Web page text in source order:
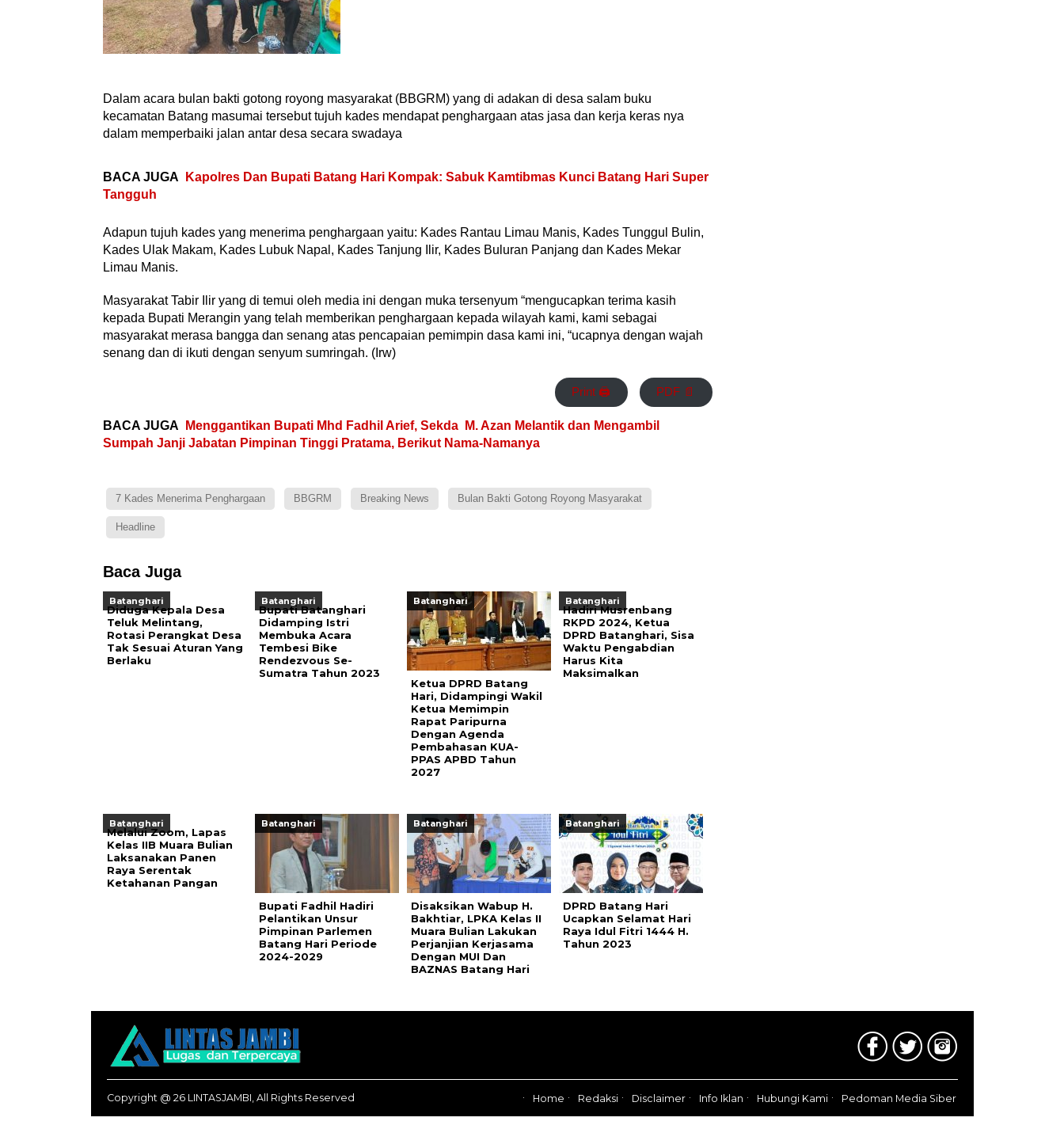
Dalam acara bulan bakti gotong royong masyarakat (BBGRM) yang di adakan di desa salam buku
kecamatan Batang masumai tersebut tujuh kades mendapat penghargaan atas jasa dan kerja keras nya
dalam memperbaiki jalan antar desa secara swadaya
BACA JUGA
Kapolres Dan Bupati Batang Hari Kompak: Sabuk Kamtibmas Kunci Batang Hari Super
Tangguh
Adapun tujuh kades yang menerima penghargaan yaitu: Kades Rantau Limau Manis, Kades Tunggul Bulin,
Kades Ulak Makam, Kades Lubuk Napal, Kades Tanjung Ilir, Kades Buluran Panjang dan Kades Mekar
Limau Manis.
Masyarakat Tabir Ilir yang di temui oleh media ini dengan muka tersenyum “mengucapkan terima kasih
kepada Bupati Merangin yang telah memberikan penghargaan kepada wilayah kami, kami sebagai
masyarakat merasa bangga dan senang atas pencapaian pemimpin dasa kami ini, “ucapnya dengan wajah
senang dan di ikuti dengan senyum sumringah. (Irw)
Print 🖨 PDF 📄
BACA JUGA
Menggantikan Bupati Mhd Fadhil Arief, Sekda M. Azan Melantik dan Mengambil
Sumpah Janji Jabatan Pimpinan Tinggi Pratama, Berikut Nama-Namanya
7 Kades Menerima Penghargaan BBGRM Breaking News Bulan Bakti Gotong Royong Masyarakat
Headline
Baca Juga
Batanghari
Diduga Kepala Desa
Teluk Melintang,
Rotasi Perangkat Desa
Tak Sesuai Aturan Yang
Berlaku
Batanghari
Bupati Batanghari
Didamping Istri
Membuka Acara
Tembesi Bike
Rendezvous Se-
Sumatra Tahun 2023
Batanghari
Ketua DPRD Batang
Hari, Didampingi Wakil
Ketua Memimpin
Rapat Paripurna
Dengan Agenda
Pembahasan KUA-
PPAS APBD Tahun
2027
Batanghari
Hadiri Musrenbang
RKPD 2024, Ketua
DPRD Batanghari, Sisa
Waktu Pengabdian
Harus Kita
Maksimalkan
Batanghari
Melalui Zoom, Lapas
Kelas IIB Muara Bulian
Laksanakan Panen
Raya Serentak
Ketahanan Pangan
Batanghari
Bupati Fadhil Hadiri
Pelantikan Unsur
Pimpinan Parlemen
Batang Hari Periode
2024-2029
Batanghari
Disaksikan Wabup H.
Bakhtiar, LPKA Kelas II
Muara Bulian Lakukan
Perjanjian Kerjasama
Dengan MUI Dan
BAZNAS Batang Hari
Batanghari
DPRD Batang Hari
Ucapkan Selamat Hari
Raya Idul Fitri 1444 H.
Tahun 2023
Copyright @ 26 LINTASJAMBI, All Rights Reserved Home Redaksi Disclaimer Info Iklan Hubungi Kami Pedoman Media Siber